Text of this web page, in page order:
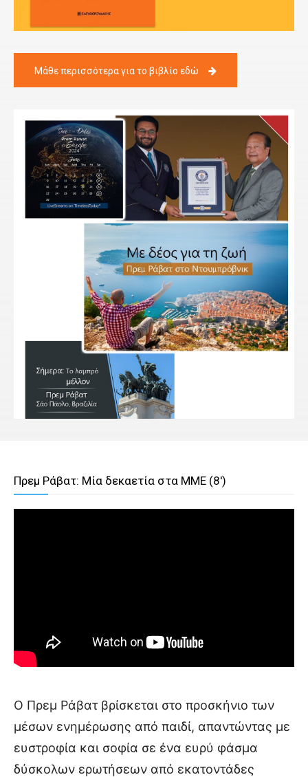
Μάθε περισσότερα για το βιβλίο εδώ
Πρεμ Ράβατ: Μία δεκαετία στα ΜΜΕ (8')
Ο Πρεμ Ράβατ βρίσκεται στο προσκήνιο των
μέσων ενημέρωσης από παιδί, απαντώντας με
ευστροφία και σοφία σε ένα ευρύ φάσμα
δύσκολων ερωτήσεων από εκατοντάδες